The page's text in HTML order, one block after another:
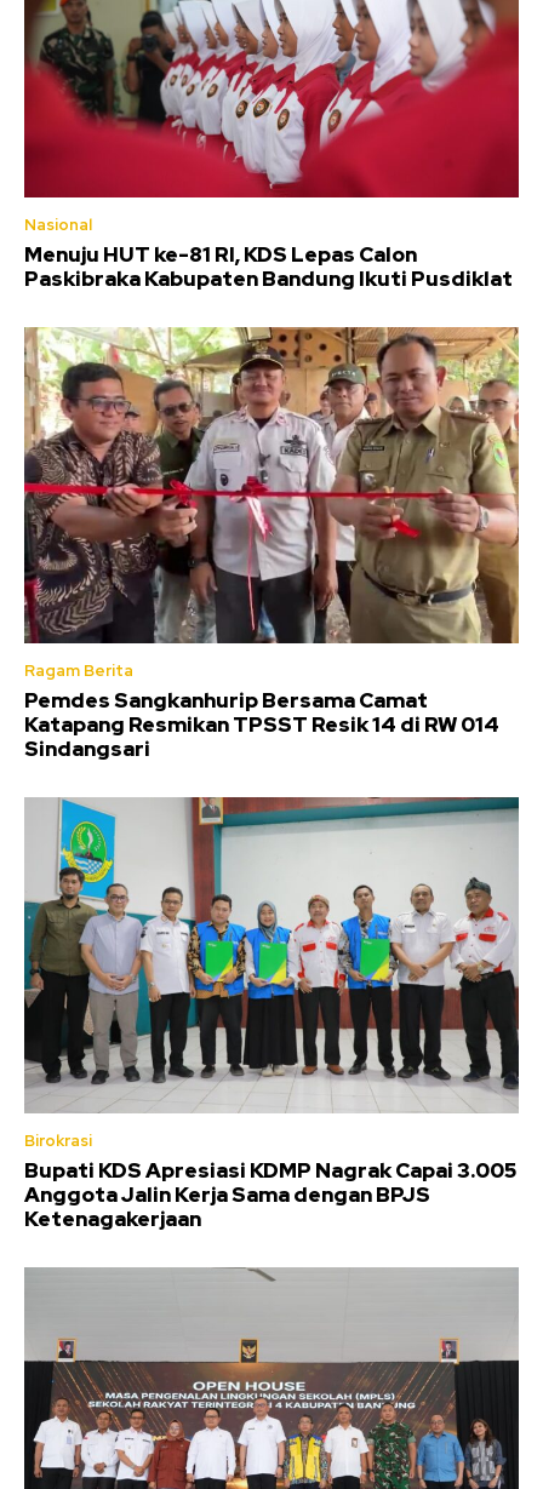
Nasional
Menuju HUT ke-81 RI, KDS Lepas Calon
Paskibraka Kabupaten Bandung Ikuti Pusdiklat
Ragam Berita
Pemdes Sangkanhurip Bersama Camat
Katapang Resmikan TPSST Resik 14 di RW 014
Sindangsari
Birokrasi
Bupati KDS Apresiasi KDMP Nagrak Capai 3.005
Anggota Jalin Kerja Sama dengan BPJS
Ketenagakerjaan